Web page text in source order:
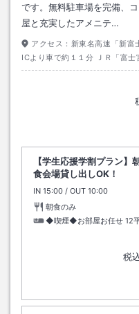
です。無料駐車場を完備、
屋と充実したアメニテ…
アクセス： 新東名高速「新富
ICより車で約１１分 ＪＲ「富
いては、フォトギャラリーの地
【学生応援学割プラン
食会場貸し出しOK！
IN チェックイン
15:00 / OUT チェックアウト
10:00
朝食のみ
◆喫煙◆お部屋お任せ 12
税